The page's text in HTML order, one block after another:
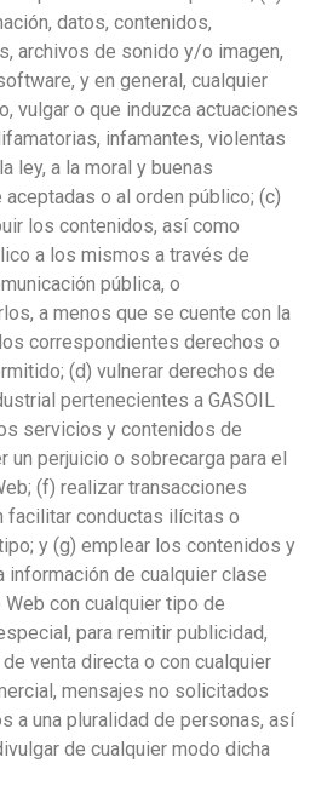
datos, contenidos,
archivos de sonido y/o imagen,
y en general, cualquier
vulgar o que induzca actuaciones
infamantes, violentas
ley, a la moral y buenas
o al orden público; (c)
los contenidos, así como
a los mismos a través de
pública, o
a menos que se cuente con la
correspondientes derechos o
(d) vulnerar derechos de
pertenecientes a GASOIL
servicios y contenidos de
un perjuicio o sobrecarga para el
(f) realizar transacciones
facilitar conductas ilícitas o
y (g) emplear los contenidos y
información de cualquier clase
con cualquier tipo de
para remitir publicidad,
venta directa o con cualquier
mensajes no solicitados
a una pluralidad de personas, así
de cualquier modo dicha